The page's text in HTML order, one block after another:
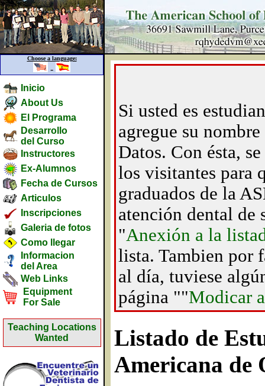
Choose a language:
-
Inicio
About Us
El Programa
Desarrollo
del Curso
Instructores
Ex-Alumnos
Fecha de Cursos
Articulos
Inscripciones
Galeria de fotos
Como llegar
Informacion
del Area
Web Links
Equipment
For Sale
Teaching Locations
Wanted
Si usted es
agregue su
Datos. Con ésta,
los visitantes para
graduados de la
atención dental de
"Anexión a la
lista. Tambien por
al día, tuviese
página ""Modicar
Listado de
Americana de